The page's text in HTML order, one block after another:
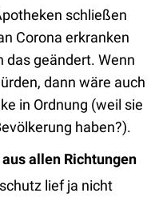
schließen
Corona erkranken
das geändert. Wenn
dann wäre auch
in Ordnung (weil sie
haben?).
allen Richtungen
lief ja nicht